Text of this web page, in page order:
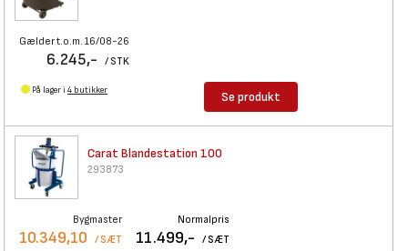
Gælder t.o.m. 16/08-26
6.245,- / STK
På lager i 4 butikker Se produkt
Carat Blandestation 100
293873
Bygmaster
10.349,10 / SÆT
Normalpris
11.499,- / SÆT